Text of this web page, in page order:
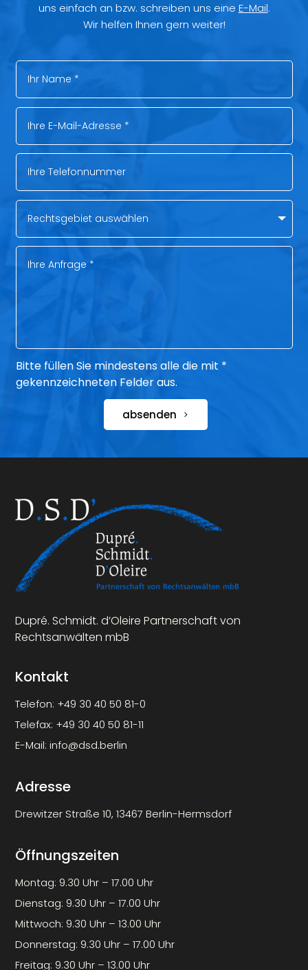
uns einfach an bzw. schreiben uns eine E-Mail.
Wir helfen Ihnen gern weiter!
Bitte füllen Sie mindestens alle die mit *
gekennzeichneten Felder aus.
absenden
Dupré. Schmidt. d’Oleire Partnerschaft von
Rechtsanwälten mbB
Kontakt
Telefon: +49 30 40 50 81-0
Telefax: +49 30 40 50 81-11
E-Mail:info@dsd.berlin
Adresse
Drewitzer Straße 10, 13467 Berlin-Hermsdorf
Öffnungszeiten
Montag: 9.30 Uhr – 17.00 Uhr
Dienstag: 9.30 Uhr – 17.00 Uhr
Mittwoch: 9.30 Uhr – 13.00 Uhr
Donnerstag: 9.30 Uhr – 17.00 Uhr
Freitag: 9.30 Uhr – 13.00 Uhr